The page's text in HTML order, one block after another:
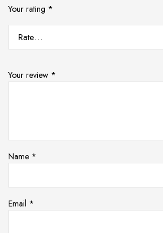
Your rating *
Your review *
Name *
Email *